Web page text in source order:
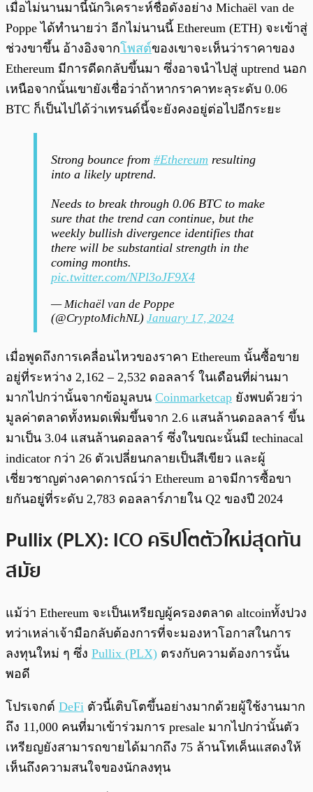
เมื่อไม่นานมานี้นักวิเคราะห์ชื่อดังอย่าง Michaël van de
Poppe ได้ทำนายว่า อีกไม่นานนี้ Ethereum (ETH) จะเข้าสู่
ช่วงขาขึ้น อ้างอิงจากโพสต์ของเขาจะเห็นว่าราคาของ
Ethereum มีการดีดกลับขึ้นมา ซึ่งอาจนำไปสู่ uptrend นอก
เหนือจากนั้นเขายังเชื่อว่าถ้าหากราคาทะลุระดับ 0.06
BTC ก็เป็นไปได้ว่าเทรนด์นี้จะยังคงอยู่ต่อไปอีกระยะ
Strong bounce from #Ethereum resulting
into a likely uptrend.
Needs to break through 0.06 BTC to make
sure that the trend can continue, but the
weekly bullish divergence identifies that
there will be substantial strength in the
coming months.
pic.twitter.com/NPl3oJF9X4
— Michaël van de Poppe
(@CryptoMichNL) January 17, 2024
เมื่อพูดถึงการเคลื่อนไหวของราคา Ethereum นั้นซื้อขาย
อยู่ที่ระหว่าง 2,162 – 2,532 ดอลลาร์ ในเดือนที่ผ่านมา
มากไปกว่านั้นจากข้อมูลบน Coinmarketcap ยังพบด้วยว่า
มูลค่าตลาดทั้งหมดเพิ่มขึ้นจาก 2.6 แสนล้านดอลลาร์ ขึ้น
มาเป็น 3.04 แสนล้านดอลลาร์ ซึ่งในขณะนั้นมี techinacal
indicator กว่า 26 ตัวเปลี่ยนกลายเป็นสีเขียว และผู้
เชี่ยวชาญต่างคาดการณ์ว่า Ethereum อาจมีการซื้อขา
ยกันอยูู่ที่ระดับ 2,783 ดอลลาร์ภายใน​​ Q2 ของปี 2024
Pullix (PLX): ICO คริปโตตัวใหม่สุดทัน
สมัย
แม้ว่า Ethereum จะเป็นเหรียญผู้ครองตลาด altcoinทั้งปวง
ทว่าเหล่าเจ้ามือกลับต้องการที่จะมองหาโอกาสในการ
ลงทุนใหม่ ๆ ซึ่ง Pullix (PLX) ตรงกับความต้องการนั้น
พอดี
โปรเจกต์ DeFi ตัวนี้เติบโตขึ้นอย่างมากด้วยผู้ใช้งานมาก
ถึง 11,000 คนที่มาเข้าร่วมการ presale มากไปกว่านั้นตัว
เหรียญยังสามารถขายได้มากถึง 75 ล้านโทเค็นแสดงให้
เห็นถึงความสนใจของนักลงทุน